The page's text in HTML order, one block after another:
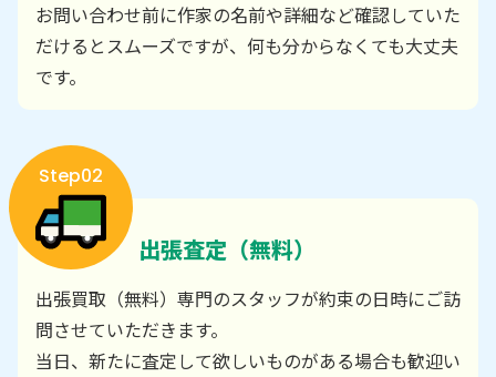
お問い合わせ前に作家の名前や詳細など確認していた
だけるとスムーズですが、何も分からなくても大丈夫
です。
Step02
出張査定（無料）
出張買取（無料）専門のスタッフが約束の日時にご訪
問させていただきます。
当日、新たに査定して欲しいものがある場合も歓迎い